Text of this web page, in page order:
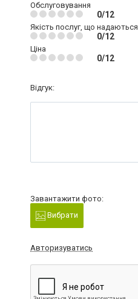
Обслуговування
0/12
Якість послуг, що надаються
0/12
Ціна
0/12
Відгук:
Завантажити фото:
Вибрати
Авторизуватись